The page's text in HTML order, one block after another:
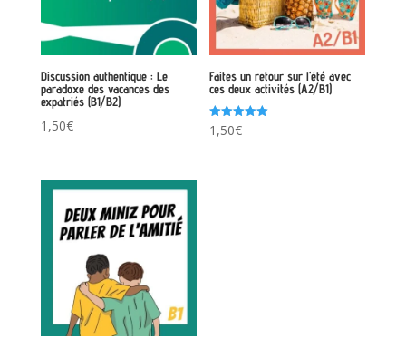
Discussion authentique : Le
paradoxe des vacances des
expatriés (B1/B2)
1,50€
Faites un retour sur l’été avec
ces deux activités (A2/B1)
Note
5.00
1,50€